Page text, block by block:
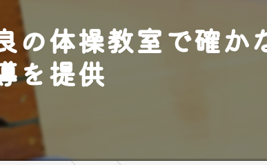
子ども
の体操教室で確か
を提供